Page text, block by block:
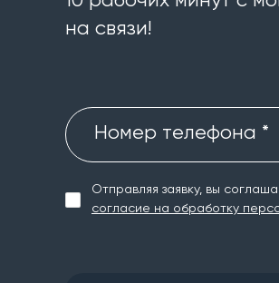
на связи!
Номер телефона *
Отправляя заявку, вы
согласие на обработку